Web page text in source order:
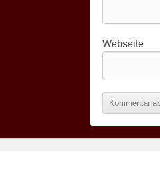
Webseite